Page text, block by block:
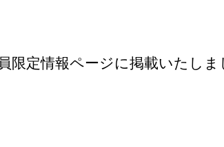
定情報ページに掲載いたしま